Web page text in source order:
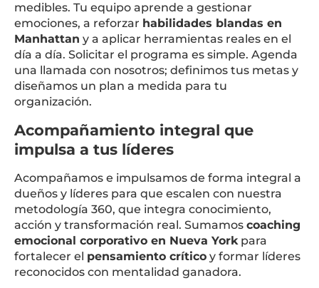
medibles. Tu equipo aprende a gestionar
emociones, a reforzar habilidades blandas en
Manhattan y a aplicar herramientas reales en el
día a día. Solicitar el programa es simple. Agenda
una llamada con nosotros; definimos tus metas y
diseñamos un plan a medida para tu
organización.
Acompañamiento integral que
impulsa a tus líderes
Acompañamos e impulsamos de forma integral a
dueños y líderes para que escalen con nuestra
metodología 360, que integra conocimiento,
acción y transformación real. Sumamos coaching
emocional corporativo en Nueva York para
fortalecer el pensamiento crítico y formar líderes
reconocidos con mentalidad ganadora.